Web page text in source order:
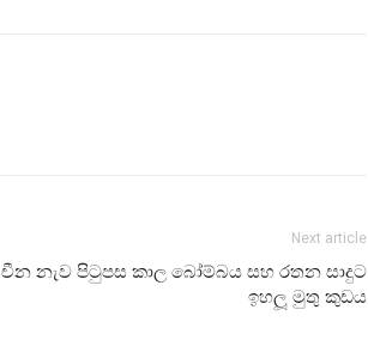
Next article
චීන නැව පි‍ටුපස කාල බෝම්බය සහ රතන සාදුට
ඉහලූ මුතු කුඩය